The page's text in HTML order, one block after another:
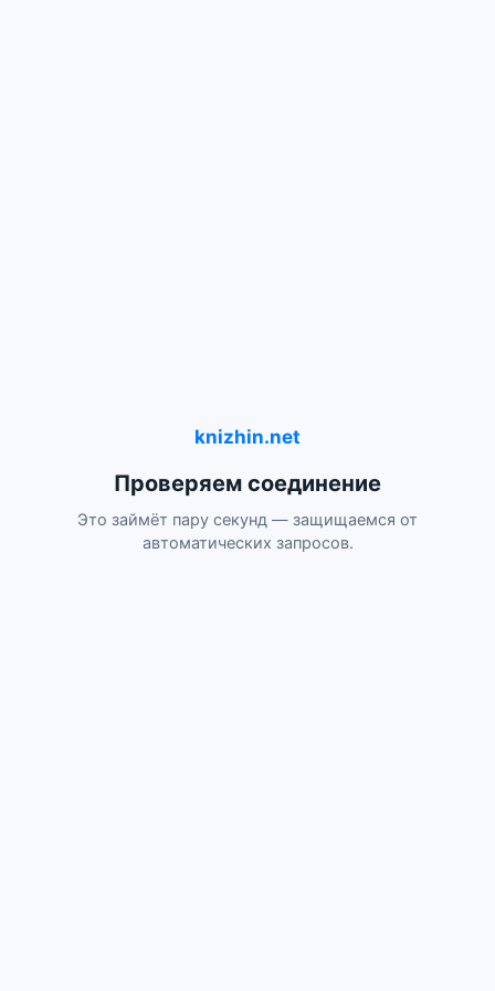
knizhin.net
Проверяем соединение
Это займёт пару секунд — защищаемся от
автоматических запросов.